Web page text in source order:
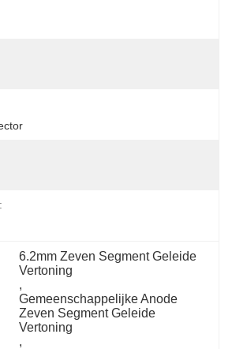
6.2mm Zeven Segment Geleide
Vertoning
,
Gemeenschappelijke Anode
Zeven Segment Geleide
Vertoning
,